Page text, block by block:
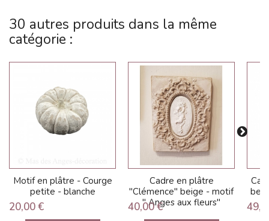
30 autres produits dans la même
catégorie :
Motif en plâtre - Courge
petite - blanche
20,00 €
Cadre en plâtre
"Clémence" beige - motif
" Anges aux fleurs"
40,00 €